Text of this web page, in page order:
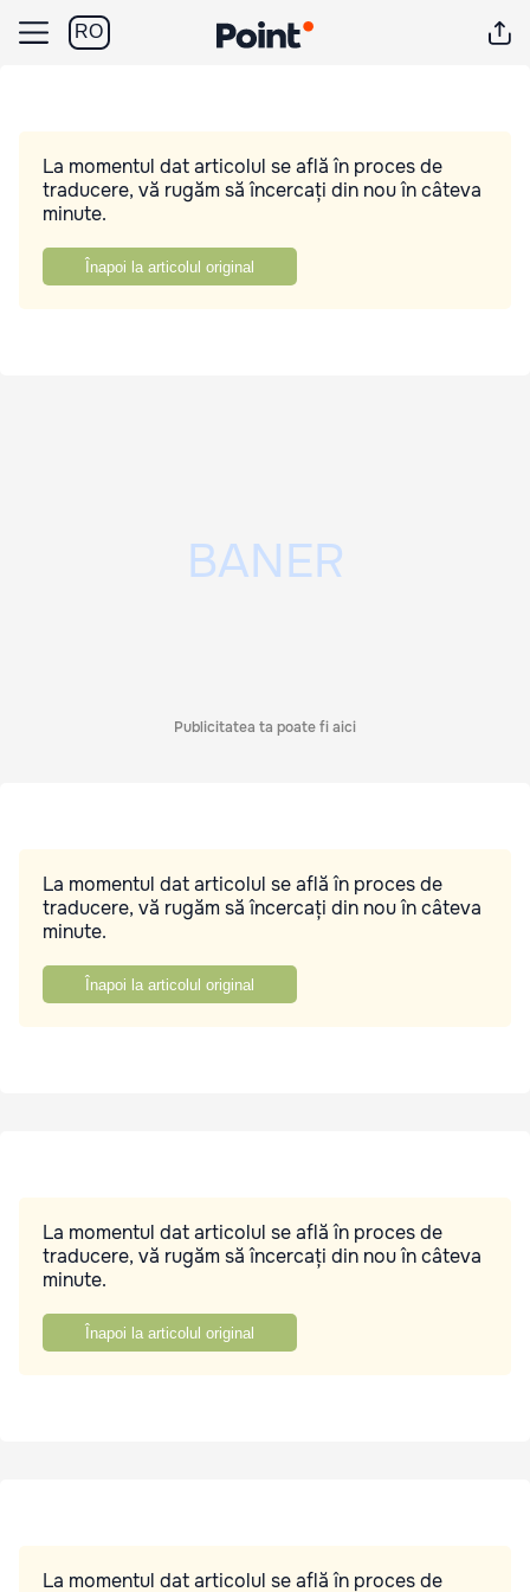
RO
La momentul dat articolul se află în proces de
traducere, vă rugăm să încercați din nou în câteva
minute.
Înapoi la articolul original
Publicitatea ta poate fi aici
La momentul dat articolul se află în proces de
traducere, vă rugăm să încercați din nou în câteva
minute.
Înapoi la articolul original
La momentul dat articolul se află în proces de
traducere, vă rugăm să încercați din nou în câteva
minute.
Înapoi la articolul original
La momentul dat articolul se află în proces de